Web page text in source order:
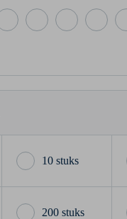
10 stuks
200 stuks